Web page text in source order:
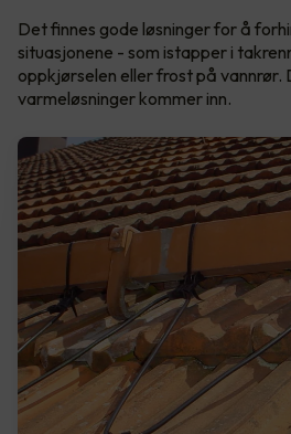
Det finnes gode løsninger for å
situasjonene - som istapper i
oppkjørselen eller frost på vannrør.
varmeløsninger kommer inn.